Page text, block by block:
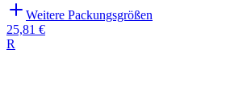
Weitere Packungsgrößen
25,81 €
R